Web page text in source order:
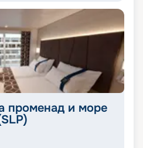
променад и море